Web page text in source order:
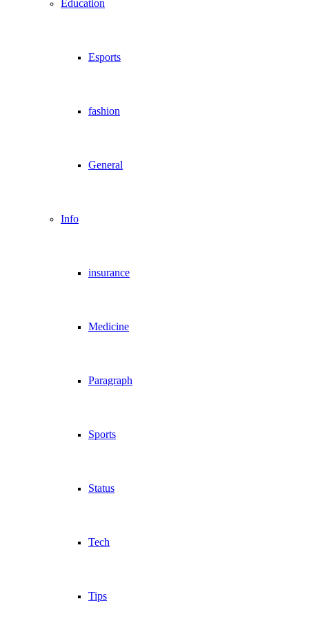
Education
Esports
fashion
General
Info
insurance
Medicine
Paragraph
Sports
Status
Tech
Tips